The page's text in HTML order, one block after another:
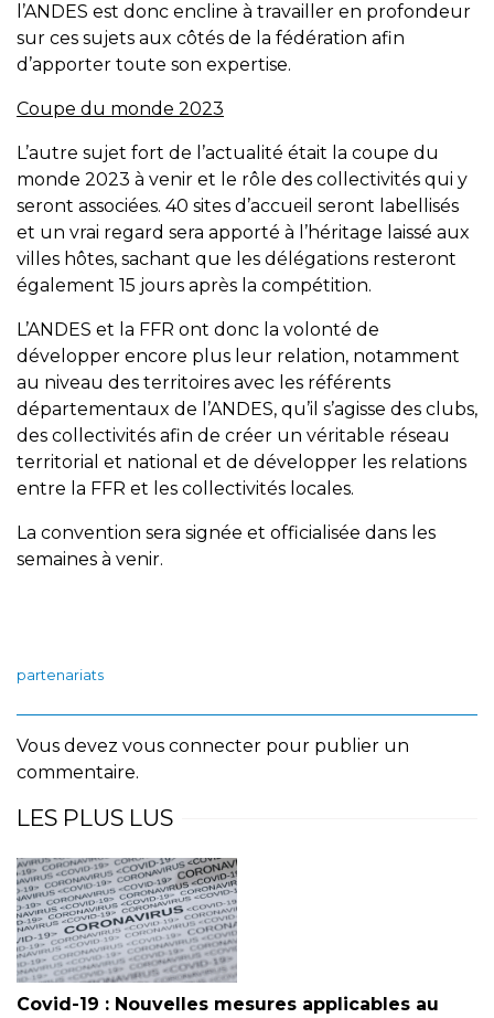
l’ANDES est donc encline à travailler en profondeur
sur ces sujets aux côtés de la fédération afin
d’apporter toute son expertise.
Coupe du monde 2023
L’autre sujet fort de l’actualité était la coupe du
monde 2023 à venir et le rôle des collectivités qui y
seront associées. 40 sites d’accueil seront labellisés
et un vrai regard sera apporté à l’héritage laissé aux
villes hôtes, sachant que les délégations resteront
également 15 jours après la compétition.
L’ANDES et la FFR ont donc la volonté de
développer encore plus leur relation, notamment
au niveau des territoires avec les référents
départementaux de l’ANDES, qu’il s’agisse des clubs,
des collectivités afin de créer un véritable réseau
territorial et national et de développer les relations
entre la FFR et les collectivités locales.
La convention sera signée et officialisée dans les
semaines à venir.
partenariats
Vous devez vous connecter pour publier un
commentaire.
LES PLUS LUS
Covid-19 : Nouvelles mesures applicables au